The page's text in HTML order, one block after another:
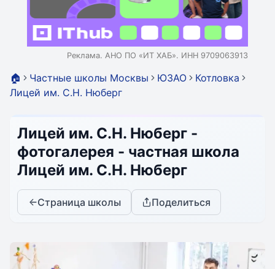
Реклама. АНО ПО «ИТ ХАБ». ИНН 9709063913
🏠 Частные школы Москвы ЮЗАО
Котловка
Лицей им. С.Н. Нюберг
Лицей им. С.Н. Нюберг -
фотогалерея - частная школа
Лицей им. С.Н. Нюберг
Страница школы Поделиться